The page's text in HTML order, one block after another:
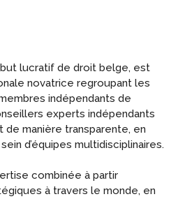
but lucratif de droit belge, est
novatrice regroupant les
indépendants de
experts indépendants
de manière transparente, en
d’équipes multidisciplinaires.
combinée à partir
à travers le monde, en